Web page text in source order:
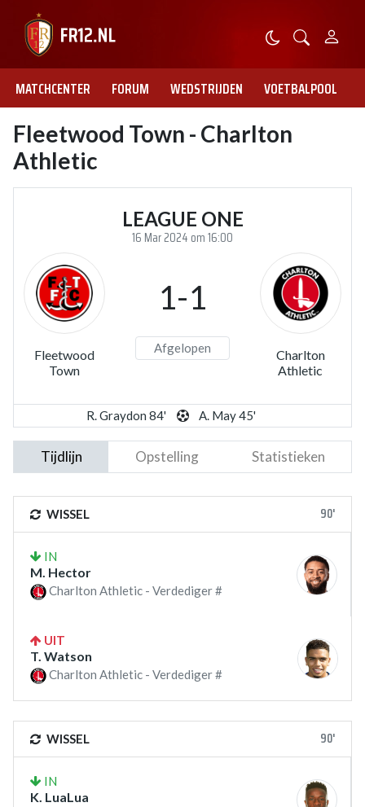
MATCHCENTER FORUM WEDSTRIJDEN VOETBALPOOL
Fleetwood Town - Charlton
Athletic
LEAGUE ONE
16 Mar 2024 om 16:00
Fleetwood
Town
1-1
Afgelopen
Charlton
Athletic
R. Graydon 84' A. May 45'
Tijdlijn Opstelling Statistieken
WISSEL 90'
IN
M. Hector
Charlton Athletic - Verdediger #
UIT
T. Watson
Charlton Athletic - Verdediger #
WISSEL 90'
IN
K. LuaLua